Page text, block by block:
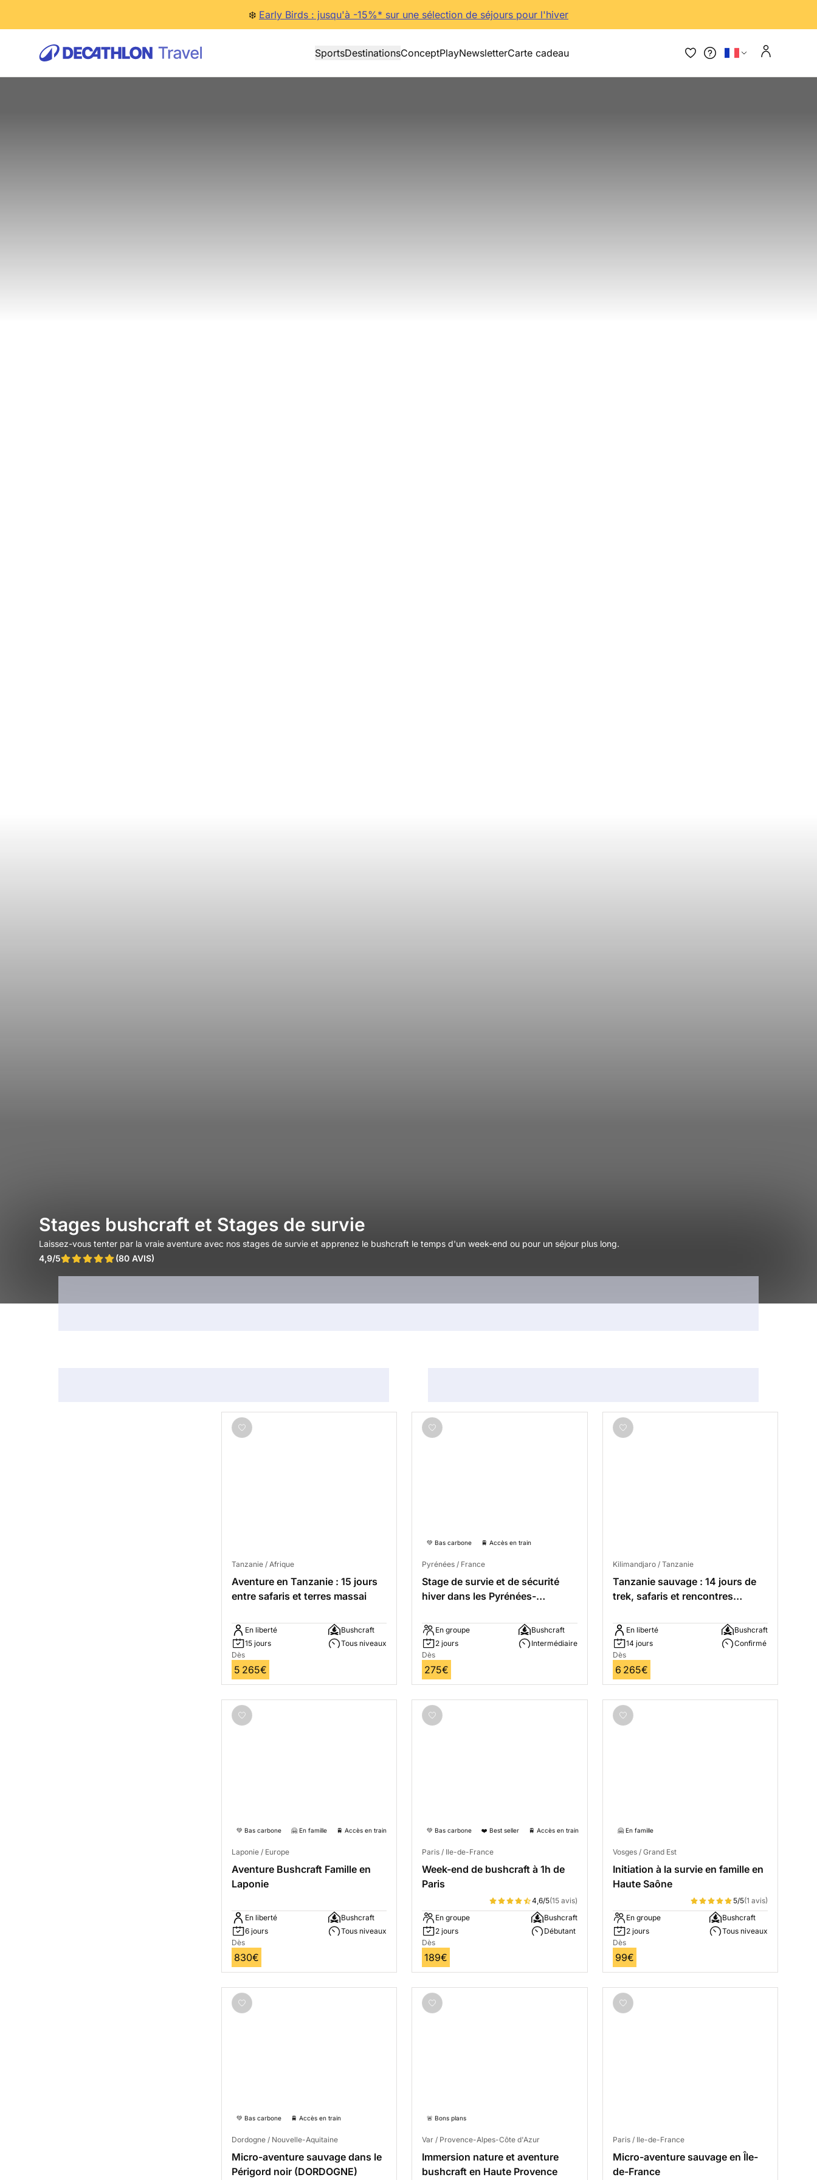
❄️ Early Birds : jusqu'à -15%* sur une sélection de séjours pour l'hiver
SportsDestinationsConceptPlayNewsletterCarte cadeau
Stages bushcraft et Stages de survie
Laissez-vous tenter par la vraie aventure avec nos stages de survie et apprenez le bushcraft le temps d'un week-end ou pour un séjour plus long.
4,9/5
(80 AVIS)
Tanzanie / Afrique
Aventure en Tanzanie : 15 jours
entre safaris et terres massai
En liberté
15 jours
Bushcraft
Tous niveaux
Dès
5 265€
💚 Bas carbone 🚆 Accès en train
Pyrénées / France
Stage de survie et de sécurité
hiver dans les Pyrénées-
En groupe
2 jours
Bushcraft
Intermédiaire
Dès
275€
Kilimandjaro / Tanzanie
Tanzanie sauvage : 14 jours de
trek, safaris et rencontres
En liberté
14 jours
Bushcraft
Confirmé
Dès
6 265€
💚 Bas carbone 🤗 En famille 🚆 Accès en train
Laponie / Europe
Aventure Bushcraft Famille en
Laponie
En liberté
6 jours
Bushcraft
Tous niveaux
Dès
830€
💚 Bas carbone ❤️ Best seller 🚆 Accès en train
Paris / Ile-de-France
Week-end de bushcraft à 1h de
Paris
4,6/5(15 avis)
En groupe
2 jours
Bushcraft
Débutant
Dès
189€
🤗 En famille
Vosges / Grand Est
Initiation à la survie en famille en
Haute Saône
5/5(1 avis)
En groupe
2 jours
Bushcraft
Tous niveaux
Dès
99€
💚 Bas carbone 🚆 Accès en train
Dordogne / Nouvelle-Aquitaine
Micro-aventure sauvage dans le
Périgord noir (DORDOGNE)
🚨 Bons plans
Var / Provence-Alpes-Côte d'Azur
Immersion nature et aventure
bushcraft en Haute Provence
Paris / Ile-de-France
Micro-aventure sauvage en Île-
de-France